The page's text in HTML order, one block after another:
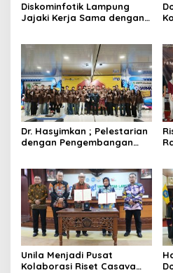
Diskominfotik Lampung
Jajaki Kerja Sama dengan
Ekosistem Data Daerah
Dr. Hasyimkan ; Pelestarian
dengan Pengembangan
Warisan Budaya Lampung
dapat juga Mendukung
Ekonomi Kreatif dan
Kesejahteraan
Unila Menjadi Pusat
Kolaborasi Riset Casava